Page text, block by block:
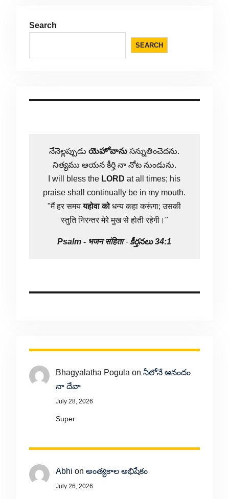
Search
SEARCH
నేనెల్లప్పుడుయెహోవాను సన్నుతించెదను.
నిత్యము ఆయన కీర్తి నా నోట నుండును.
I will bless the LORD at all times; his
praise shall continually be in my mouth.
"मैं हर समययहोवा कोधन्य कहा करूंगा; उसकी
स्तुति निरन्तर मेरे मुख से होती रहेगी।"
Psalm - भजन संहिता- కీర్తనలు 34:1
Bhagyalatha Pogula on నీలోనే ఆనందం
నా దేవా
July 28, 2026
Super
Abhi on అంత్యకాల అభిషేకం
July 26, 2026